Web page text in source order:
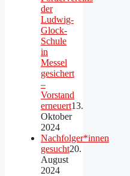
der
Ludwig-
Glock-
Schule
in
Messel
gesichert
–
Vorstand
erneuert13.
Oktober
2024
Nachfolger*innen
gesucht20.
August
2024